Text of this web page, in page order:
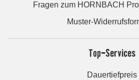
Fragen zum HORNBACH
Muster-
Top-Services
Dauertiefpreis